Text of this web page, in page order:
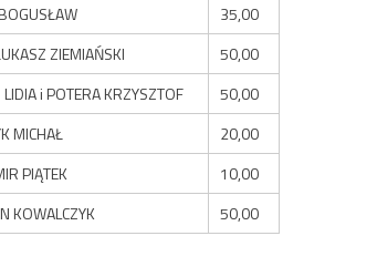
35,00
ZIEMIAŃSKI
50,00
i POTERA KRZYSZTOF
50,00
MICHAŁ
20,00
PIĄTEK
10,00
KOWALCZYK
50,00